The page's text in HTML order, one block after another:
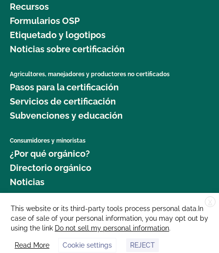
Recursos
Formularios OSP
Etiquetado y logotipos
Noticias sobre certificación
Agricultores, manejadores y productores no certificados
Pasos para la certificación
Servicios de certificación
Subvenciones y educación
Consumidores y minoristas
¿Por qué orgánico?
Directorio orgánico
Noticias
Donar
Carreras profesionales
Sala de prensa
Contáctenos
X
This website or its third-party tools process personal data.In
case of sale of your personal information, you may opt out by
using the link Do not sell my personal information.
Read More Cookie settings REJECT